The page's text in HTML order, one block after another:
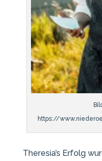
https://
Theresia’s Erfolg